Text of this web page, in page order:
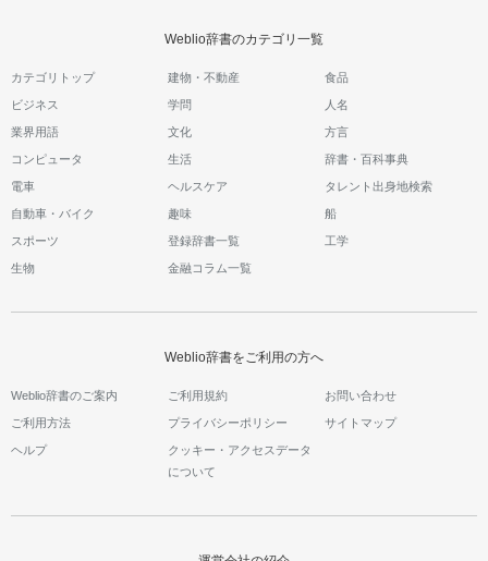
Weblio辞書のカテゴリ一覧
カテゴリトップ 建物・不動産 食品
ビジネス 学問 人名
業界用語 文化 方言
コンピュータ 生活 辞書・百科事典
電車 ヘルスケア タレント出身地検索
自動車・バイク 趣味 船
スポーツ 登録辞書一覧 工学
生物 金融コラム一覧
Weblio辞書をご利用の方へ
Weblio辞書のご案内 ご利用規約 お問い合わせ
ご利用方法 プライバシーポリシー サイトマップ
ヘルプ
クッキー・アクセスデータ
について